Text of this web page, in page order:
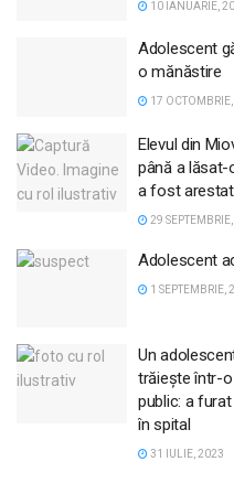
10 IANUARIE,
Adolescent
o mănăstire
17
Elevul din
până a lăsat-
a fost arestat
29
Adolescent
1 SEPTEMBRIE,
Un
trăiește într-
public: a
în spital
31 IULIE, 2023